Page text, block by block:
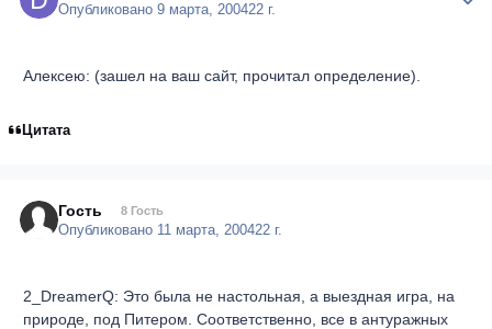
Опубликовано9 марта, 200422 г.
Алексею: (зашел на ваш сайт, прочитал определение).
Цитата
Гость 8 Гость
Опубликовано 11 марта, 200422 г.
2_DreamerQ: Это была не настольная, а выездная игра, на
природе, под Питером. Соответственно, все в антуражных